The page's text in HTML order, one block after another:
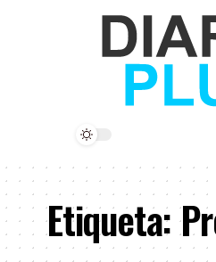
Etiqueta: